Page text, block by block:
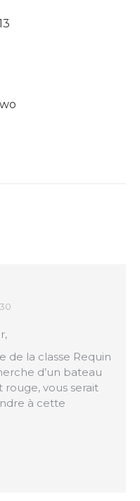
de la classe Requin
d’un bateau
vous serait
à cette